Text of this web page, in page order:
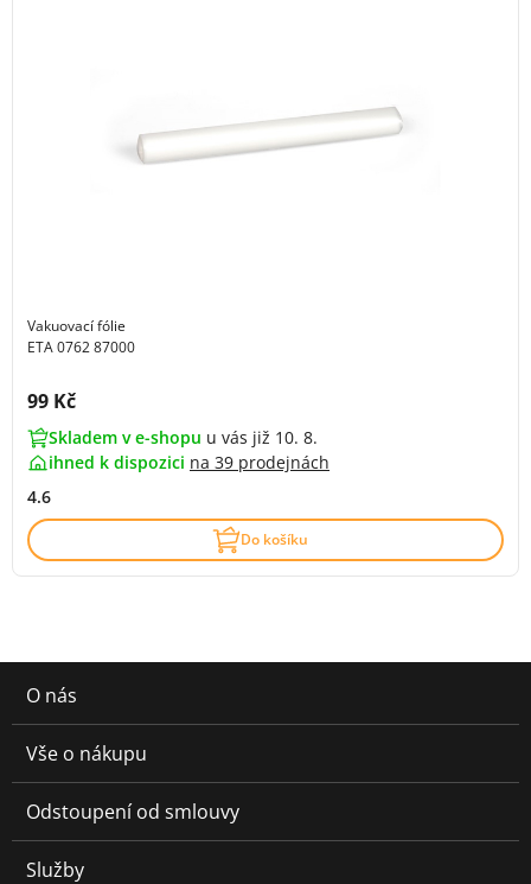
Vakuovací fólie
ETA 0762 87000
Cena s DPH:
99 Kč
Skladem v e-shopu u vás již 10. 8.
ihned k dispozici na 39 prodejnách
4.6
Do košíku
O nás
Vše o nákupu
Odstoupení od smlouvy
Služby